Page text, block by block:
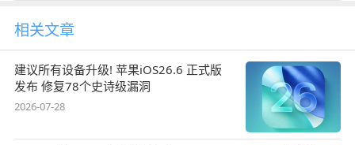
相关文章
建议所有设备升级! 苹果iOS26.6 正式版
发布 修复78个史诗级漏洞
2026-07-28